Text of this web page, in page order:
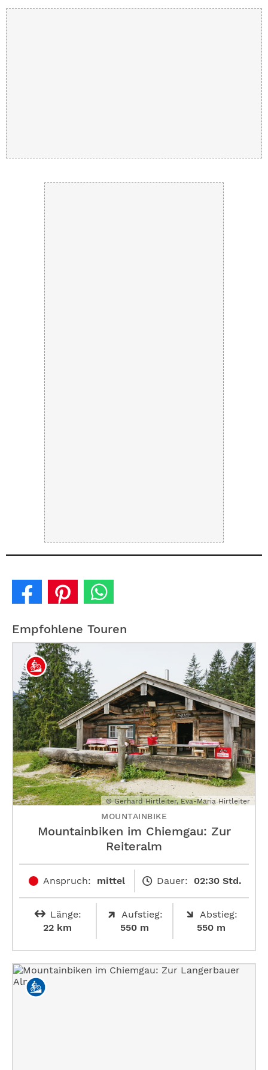
Empfohlene Touren
© Gerhard Hirtleiter, Eva-Maria Hirtleiter
MOUNTAINBIKE
Mountainbiken im Chiemgau: Zur
Reiteralm
Anspruch: mittel Dauer: 02:30 Std.
Länge:
22 km
Aufstieg:
550 m
Abstieg:
550 m